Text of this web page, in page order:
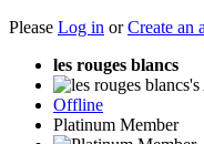
Please Log in orCreate an
les rouges blancs
Offline
Platinum Member